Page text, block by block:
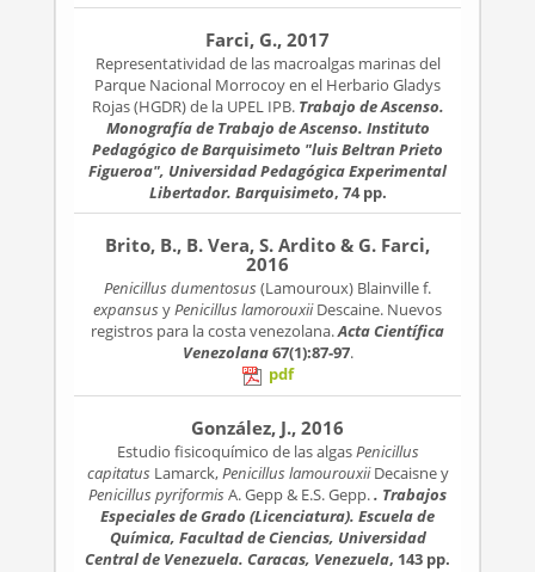
Farci, G., 2017
Representatividad de las macroalgas marinas del
Parque Nacional Morrocoy en el Herbario Gladys
Rojas (HGDR) de la UPEL IPB. Trabajo de Ascenso.
Monografía de Trabajo de Ascenso. Instituto
Pedagógico de Barquisimeto "luis Beltran Prieto
Figueroa", Universidad Pedagógica Experimental
Libertador. Barquisimeto, 74 pp.
Brito, B., B. Vera, S. Ardito & G. Farci,
2016
Penicillus dumentosus (Lamouroux) Blainville f.
expansus yPenicillus lamorouxiiDescaine. Nuevos
registros para la costa venezolana.Acta Científica
Venezolana67(1):87-97.
pdf
González, J., 2016
Estudio fisicoquímico de las algasPenicillus
capitatus Lamarck,Penicillus lamourouxiiDecaisne y
Penicillus pyriformis A. Gepp & E.S. Gepp.. Trabajos
Especiales de Grado (Licenciatura). Escuela de
Química, Facultad de Ciencias, Universidad
Central de Venezuela. Caracas, Venezuela, 143 pp.